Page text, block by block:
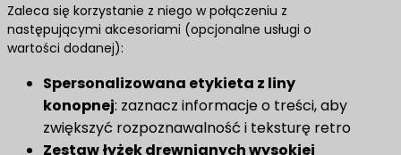
Zaleca się korzystanie z niego w połączeniu z
następującymi akcesoriami (opcjonalne usługi o
wartości dodanej):
Spersonalizowana etykieta z liny
konopnej​: zaznacz informacje o treści, aby
zwiększyć rozpoznawalność i teksturę retro
Zestaw łyżek drewnianych wysokiej